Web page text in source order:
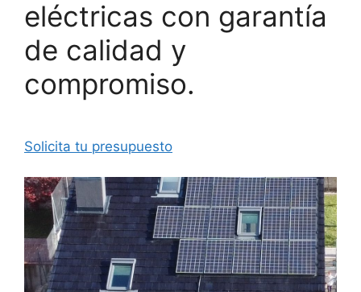
eléctricas con garantía
de calidad y
compromiso.
Solicita tu presupuesto